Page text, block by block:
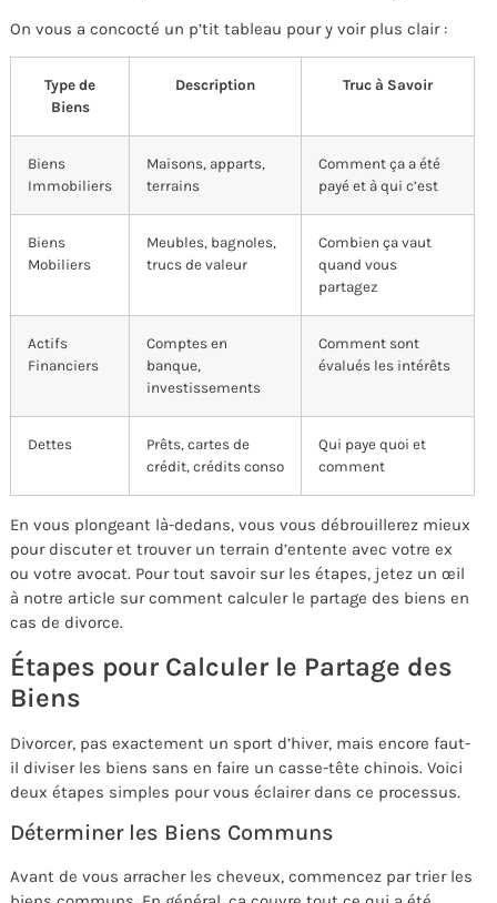
On vous a concocté un p’tit tableau pour y voir plus clair :
Type de
Biens
Description Truc à Savoir
Biens
Immobiliers
Maisons, apparts,
terrains
Comment ça a été
payé et à qui c’est
Biens
Mobiliers
Meubles, bagnoles,
trucs de valeur
Combien ça vaut
quand vous
partagez
Actifs
Financiers
Comptes en
banque,
investissements
Comment sont
évalués les intérêts
Dettes
Prêts, cartes de
crédit, crédits conso
Qui paye quoi et
comment
En vous plongeant là-dedans, vous vous débrouillerez mieux
pour discuter et trouver un terrain d’entente avec votre ex
ou votre avocat. Pour tout savoir sur les étapes, jetez un œil
à notre article sur comment calculer le partage des biens en
cas de divorce.
Étapes pour Calculer le Partage des
Biens
Divorcer, pas exactement un sport d’hiver, mais encore faut-
il diviser les biens sans en faire un casse-tête chinois. Voici
deux étapes simples pour vous éclairer dans ce processus.
Déterminer les Biens Communs
Avant de vous arracher les cheveux, commencez par trier les